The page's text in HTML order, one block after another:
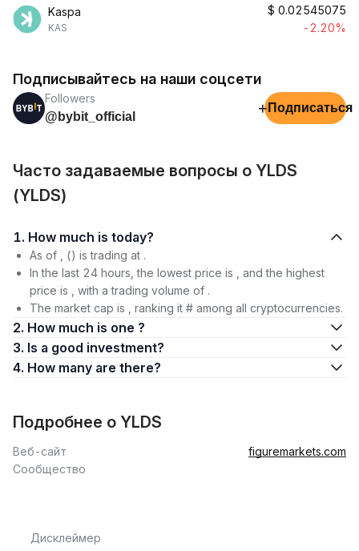
Kaspa
KAS
$ 0.02545075
-2.20%
Подписывайтесь на наши соцсети
Followers
@bybit_official
+ Подписаться
Часто задаваемые вопросы о YLDS
(YLDS)
1. How much is today?
As of , () is trading at .
In the last 24 hours, the lowest price is , and the highest
price is , with a trading volume of .
The market cap is , ranking it # among all cryptocurrencies.
2. How much is one ?
3. Is a good investment?
4. How many are there?
Подробнее о YLDS
Веб-сайт
figuremarkets.com
Сообщество
Дисклеймер